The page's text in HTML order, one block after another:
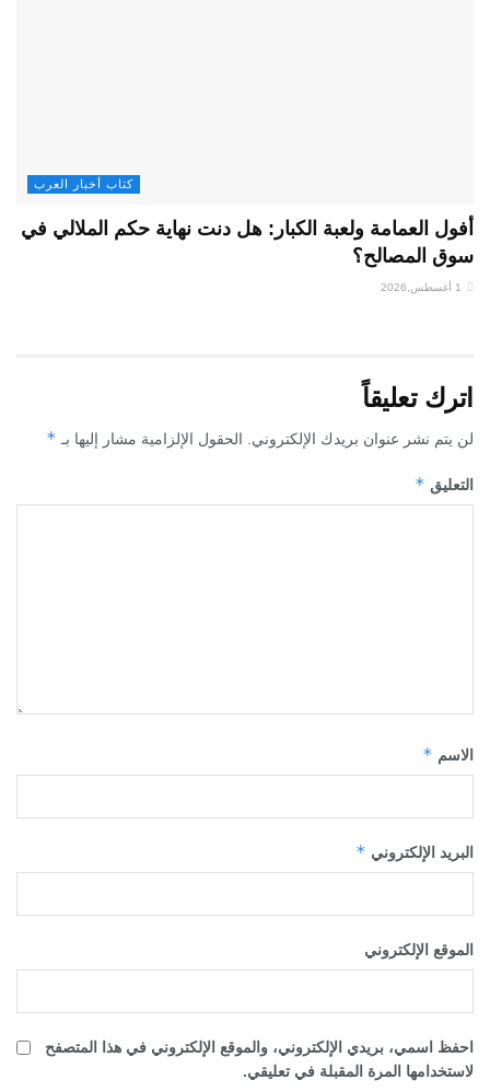
كتاب أخبار العرب
أفول العمامة ولعبة الكبار: هل دنت نهاية حكم الملالي في
سوق المصالح؟
اترك تعليقاً
لن يتم نشر عنوان بريدك الإلكتروني. الحقول الإلزامية مشار إليها بـ *
التعليق *
الاسم *
البريد الإلكتروني *
الموقع الإلكتروني
احفظ اسمي، بريدي الإلكتروني، والموقع الإلكتروني في هذا المتصفح
لاستخدامها المرة المقبلة في تعليقي.